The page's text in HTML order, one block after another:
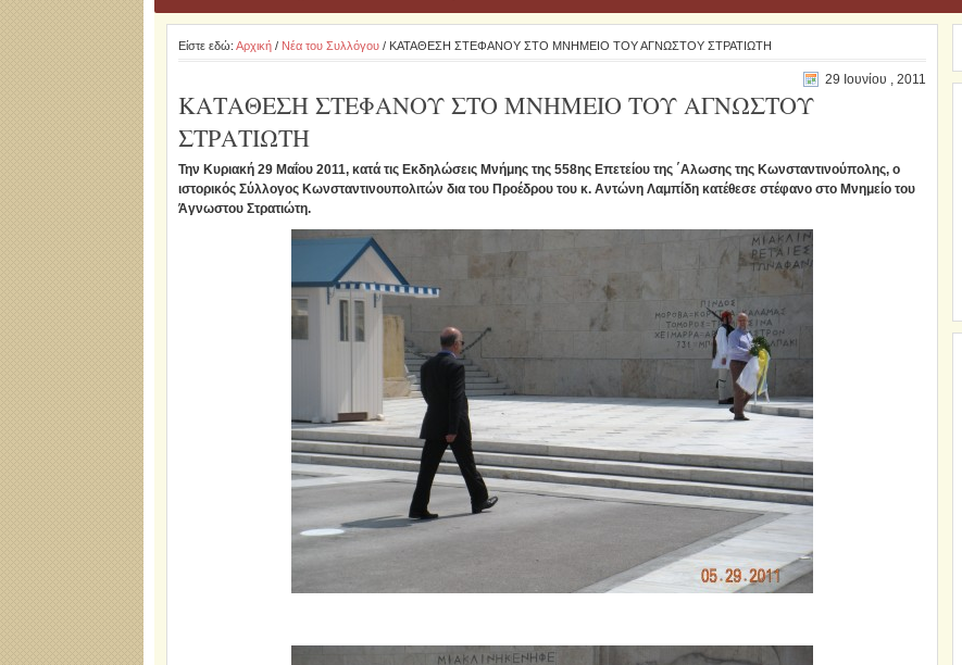
Είστε εδώ: Αρχική/ Νέα του Συλλόγου/ ΚΑΤΑΘΕΣΗ ΣΤΕΦΑΝΟΥ ΣΤΟ ΜΝΗΜΕΙΟ ΤΟΥ ΑΓΝΩΣΤΟΥ ΣΤΡΑΤΙΩΤΗ
29 Ιουνίου , 2011
ΚΑΤΑΘΕΣΗ ΣΤΕΦΑΝΟΥ ΣΤΟ ΜΝΗΜΕΙΟ ΤΟΥ ΑΓΝΩΣΤΟΥ
ΣΤΡΑΤΙΩΤΗ
Την Κυριακή 29 Μαΐου 2011, κατά τις Εκδηλώσεις Μνήμης της 558ης Επετείου της ΄Αλωσης της Κωνσταντινούπολης, ο
ιστορικός Σύλλογος Κωνσταντινουπολιτών δια του Προέδρου του κ. Αντώνη Λαμπίδη κατέθεσε στέφανο στο Μνημείο του
Άγνωστου Στρατιώτη.